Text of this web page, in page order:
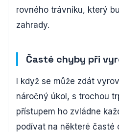
rovného trávníku, který
zahrady.
Časté chyby při
I když se může zdát
náročný úkol, s trochou
přístupem ho zvládne
podívat na některé časté